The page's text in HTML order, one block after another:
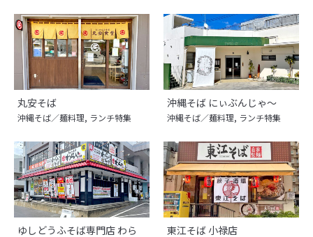
丸安そば
沖縄そば／麺料理, ランチ特集
沖縄そば にぃぶんじゃ～
沖縄そば／麺料理, ランチ特集
ゆしどうふそば専門店 わら
東江そば 小禄店